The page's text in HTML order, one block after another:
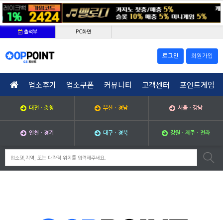
출석부 PC화면
로그인 회원가입
업소후기 업소쿠폰 커뮤니티 고객센터 포인트게임
대전ㆍ충청 부산ㆍ경남 서울ㆍ강남
인천ㆍ경기 대구ㆍ경북 강원ㆍ제주ㆍ전라